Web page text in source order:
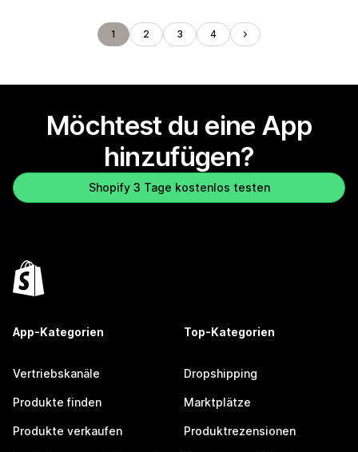
1 2 3 4
Möchtest du eine App
hinzufügen?
Shopify 3 Tage kostenlos testen
App-Kategorien
Vertriebskanäle
Produkte finden
Produkte verkaufen
Top-Kategorien
Dropshipping
Marktplätze
Produktrezensionen